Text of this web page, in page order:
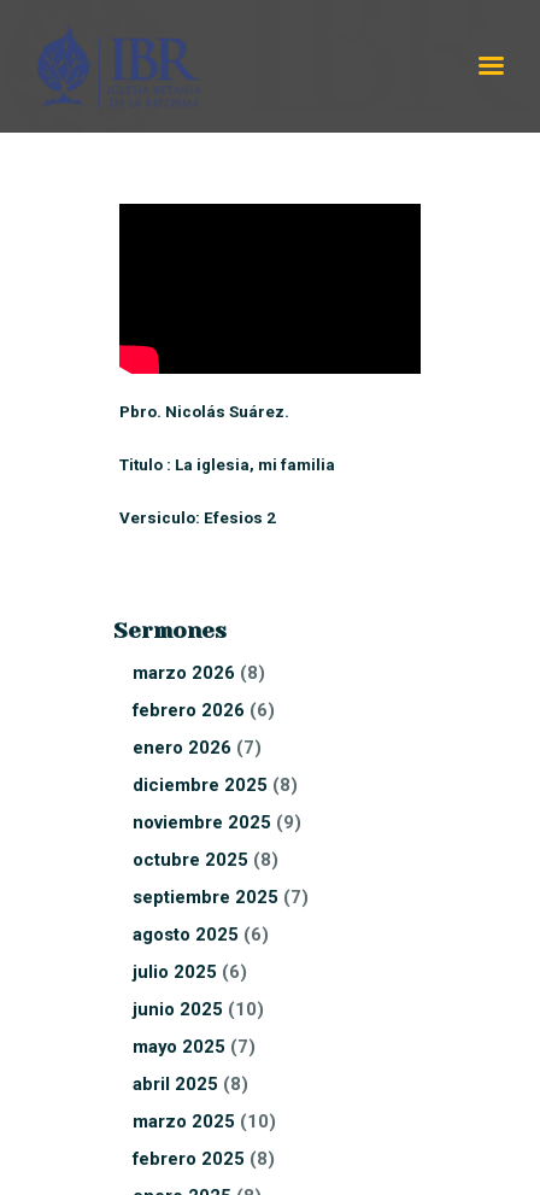
SERMÓNES
EQUIPO DE TRABAJO
Pbro. Nicolás Suárez.
Titulo : La iglesia, mi familia
Versiculo: Efesios 2
Sermones
marzo 2026 (8)
febrero 2026 (6)
enero 2026 (7)
diciembre 2025 (8)
noviembre 2025 (9)
octubre 2025 (8)
septiembre 2025 (7)
agosto 2025 (6)
julio 2025 (6)
junio 2025 (10)
mayo 2025 (7)
abril 2025 (8)
marzo 2025 (10)
febrero 2025 (8)